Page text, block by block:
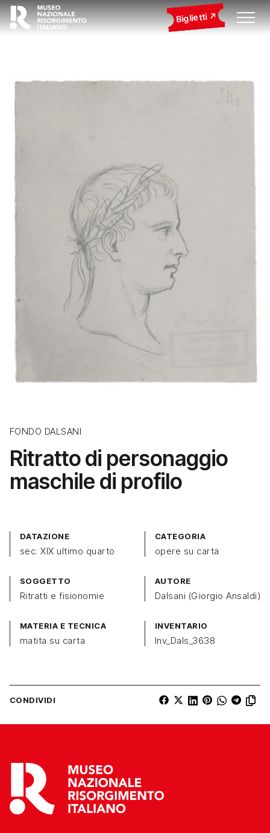
Biglietti
FONDO DALSANI
Ritratto di personaggio
maschile di profilo
DATAZIONE
sec. XIX ultimo quarto
CATEGORIA
opere su carta
SOGGETTO
Ritratti e fisionomie
AUTORE
Dalsani (Giorgio Ansaldi)
MATERIA E TECNICA
matita su carta
INVENTARIO
Inv_Dals_3638
CONDIVIDI